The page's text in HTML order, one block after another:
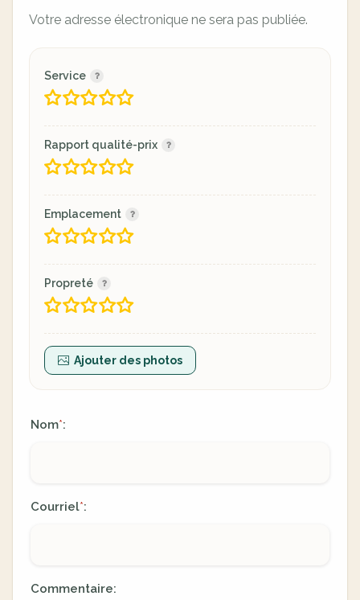
Votre adresse électronique ne sera pas publiée.
Service
Rapport qualité-prix
Emplacement
Propreté
Ajouter des photos
Nom*:
Courriel*:
Commentaire: